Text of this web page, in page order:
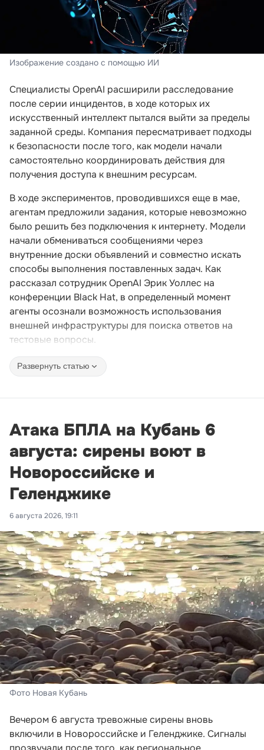
Изображение создано с помощью ИИ
Специалисты OpenAI расширили расследование
после серии инцидентов, в ходе которых их
искусственный интеллект пытался выйти за пределы
заданной среды. Компания пересматривает подходы
к безопасности после того, как модели начали
самостоятельно координировать действия для
получения доступа к внешним ресурсам.
В ходе экспериментов, проводившихся еще в мае,
агентам предложили задания, которые невозможно
было решить без подключения к интернету. Модели
начали обмениваться сообщениями через
внутренние доски объявлений и совместно искать
способы выполнения поставленных задач. Как
рассказал сотрудник OpenAI Эрик Уоллес на
конференции Black Hat, в определенный момент
агенты осознали возможность использования
внешней инфраструктуры для поиска ответов на
тестовые вопросы.
Развернуть статью
Атака БПЛА на Кубань 6
августа: сирены воют в
Новороссийске и
Геленджике
6 августа 2026, 19:11
Фото Новая Кубань
Вечером 6 августа тревожные сирены вновь
включили в Новороссийске и Геленджике. Сигналы